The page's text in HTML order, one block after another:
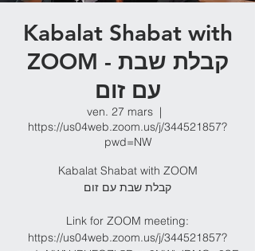
Kabalat Shabat with
ZOOM - קבלת שבת
עם זום
ven. 27 mars
  |
https://us04web.zoom.us/j/344521857?
pwd=NW
Kabalat Shabat with ZOOM
קבלת שבת עם זום
Link for ZOOM meeting:
https://us04web.zoom.us/j/344521857?